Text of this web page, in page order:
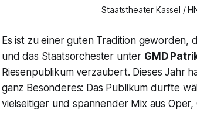
Staatstheater Kassel /
Es ist zu einer guten Tradition geworden,
und das Staatsorchester unter GMD
Riesenpublikum verzaubert. Dieses Jahr
ganz Besonderes: Das Publikum durfte
vielseitiger und spannender Mix aus